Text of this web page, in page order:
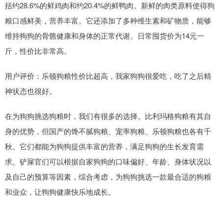
括约28.6%的鲜鸡肉和约20.4%的鲜鸭肉。新鲜的肉类原料使得狗
粮口感鲜美，营养丰富。它还添加了多种维生素和矿物质，能够
维持狗狗的骨骼健康和身体的正常代谢。日常囤货价为14元一
斤，性价比非常高。
用户评价：乐顿狗粮性价比超高，我家狗狗很爱吃，吃了之后精
神状态也很好。
在为狗狗挑选狗粮时，我们有很多的选择。比利玛格狗粮有其自
身的优势，但国产的馋不腻狗粮、宠率狗粮、乐顿狗粮也各有千
秋。它们都能为狗狗提供丰富的营养，满足狗狗的生长发育需
求。铲屎官们可以根据自家狗狗的口味偏好、年龄、身体状况以
及自己的预算等因素，综合考虑，为狗狗挑选一款最合适的狗粮
和业众，让狗狗健康快乐地成长。